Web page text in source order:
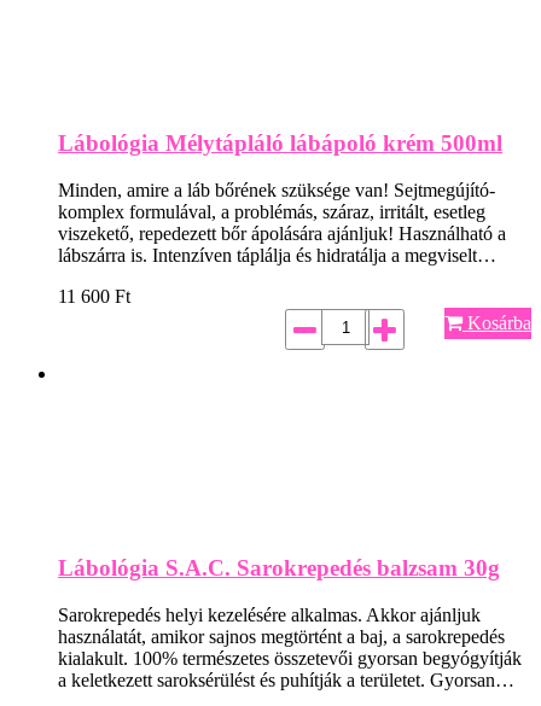
Lábológia Mélytápláló lábápoló krém 500ml
Minden, amire a láb bőrének szüksége van! Sejtmegújító-
komplex formulával, a problémás, száraz, irritált, esetleg
viszekető, repedezett bőr ápolására ajánljuk! Használható a
lábszárra is. Intenzíven táplálja és hidratálja a megviselt…
11 600 Ft
Kosárba
Lábológia S.A.C. Sarokrepedés balzsam 30g
Sarokrepedés helyi kezelésére alkalmas. Akkor ajánljuk
használatát, amikor sajnos megtörtént a baj, a sarokrepedés
kialakult. 100% természetes összetevői gyorsan begyógyítják
a keletkezett saroksérülést és puhítják a területet. Gyorsan…